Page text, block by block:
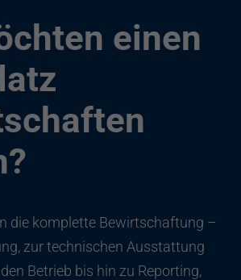
einen
die komplette Bewirtschaftung –
zur technischen Ausstattung
Betrieb bis hin zu Reporting,